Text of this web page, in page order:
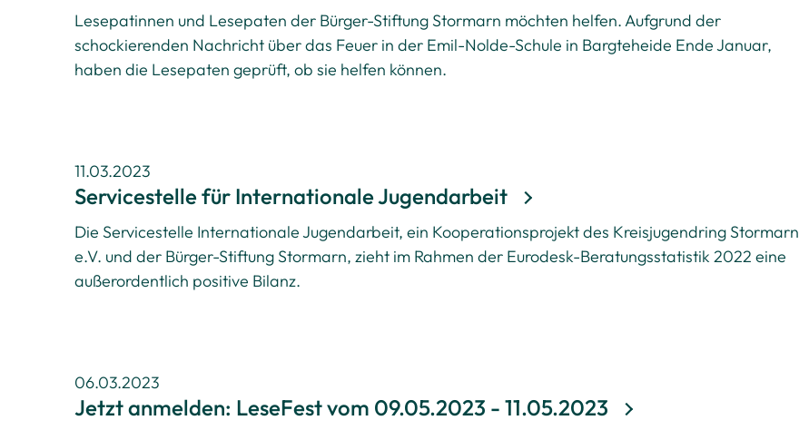
Lesepatinnen und Lesepaten der Bürger-Stiftung Stormarn möchten helfen. Aufgrund der
schockierenden Nachricht über das Feuer in der Emil-Nolde-Schule in Bargteheide Ende Januar,
haben die Lesepaten geprüft, ob sie helfen können.
11.03.2023
Servicestelle für Internationale Jugendarbeit
Die Servicestelle Internationale Jugendarbeit, ein Kooperationsprojekt des Kreisjugendring Stormarn
e.V. und der Bürger-Stiftung Stormarn, zieht im Rahmen der Eurodesk-Beratungsstatistik 2022 eine
außerordentlich positive Bilanz.
06.03.2023
Jetzt anmelden: LeseFest vom 09.05.2023 - 11.05.2023